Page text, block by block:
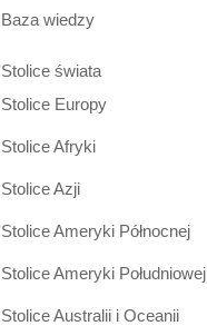
Baza wiedzy
Stolice świata
Stolice Europy
Stolice Afryki
Stolice Azji
Stolice Ameryki Północnej
Stolice Ameryki Południowej
Stolice Australii i Oceanii